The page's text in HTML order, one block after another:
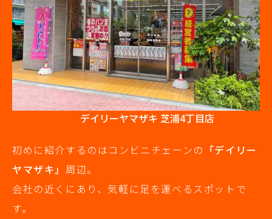
デイリーヤマザキ 芝浦4丁目店
初めに紹介するのはコンビニチェーンの 「デイリー
ヤマザキ」 周辺。
会社の近くにあり、気軽に足を運べるスポットで
す。